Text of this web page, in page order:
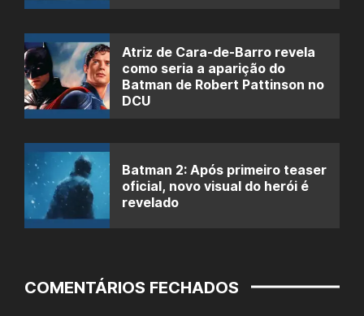
Atriz de Cara-de-Barro revela
como seria a aparição do
Batman de Robert Pattinson no
DCU
Batman 2: Após primeiro teaser
oficial, novo visual do herói é
revelado
COMENTÁRIOS FECHADOS